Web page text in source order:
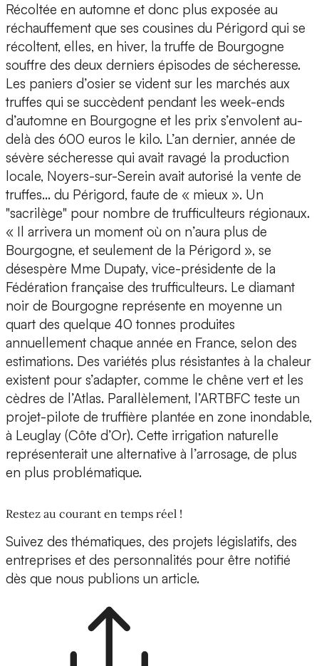
Récoltée en automne et donc plus exposée au
réchauffement que ses cousines du Périgord qui se
récoltent, elles, en hiver, la truffe de Bourgogne
souffre des deux derniers épisodes de sécheresse.
Les paniers d’osier se vident sur les marchés aux
truffes qui se succèdent pendant les week-ends
d’automne en Bourgogne et les prix s’envolent au-
delà des 600 euros le kilo. L’an dernier, année de
sévère sécheresse qui avait ravagé la production
locale, Noyers-sur-Serein avait autorisé la vente de
truffes… du Périgord, faute de « mieux ». Un
"sacrilège" pour nombre de trufficulteurs régionaux.
« Il arrivera un moment où on n’aura plus de
Bourgogne, et seulement de la Périgord », se
désespère Mme Dupaty, vice-présidente de la
Fédération française des trufficulteurs. Le diamant
noir de Bourgogne représente en moyenne un
quart des quelque 40 tonnes produites
annuellement chaque année en France, selon des
estimations. Des variétés plus résistantes à la chaleur
existent pour s’adapter, comme le chêne vert et les
cèdres de l’Atlas. Parallèlement, l’ARTBFC teste un
projet-pilote de truffière plantée en zone inondable,
à Leuglay (Côte d’Or). Cette irrigation naturelle
représenterait une alternative à l’arrosage, de plus
en plus problématique.
Restez au courant en temps réel !
Suivez des thématiques, des projets législatifs, des
entreprises et des personnalités pour être notifié
dès que nous publions un article.